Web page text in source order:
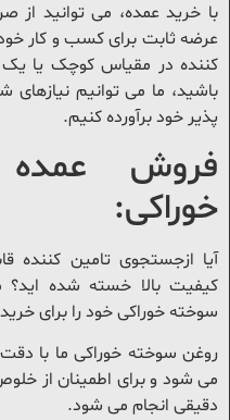
خرید عمده، می توانید از
ثابت برای کسب و کار خود
در مقیاس کوچک یا یک
ما می توانیم نیازهای
خود برآورده کنیم.
عمده
ازجستجوی تامین کننده
بالا خسته شده اید؟
خوراکی خود را برای خرید
سوخته خوراکی ما با دقت
شود و برای اطمینان از خلوص
انجام می شود.